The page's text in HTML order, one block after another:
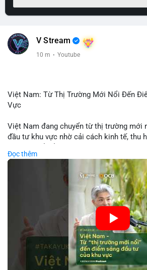
V Stream
10 m · Youtube
Việt Nam: Từ Thị Trường Mới Nổi Đến
Vực
Việt Nam đang chuyển từ thị trường mới
đầu tư khu vực nhờ cải cách kinh tế, thu
hội cho nhà đầu tư lặp lại mô hình thành
gia đang phát triển. Nền tảng crypto tại
trưởng nhờ chính sách ổn định và sự
🎥 Xem video trực tiếp tại:
Nguồn: VIETSUCCESS
Đọc thêm